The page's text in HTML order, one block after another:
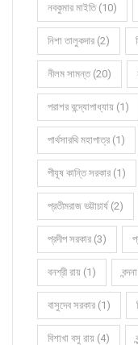
নবকুমার মাইতি (10)
নিশা তালুকদার (2)
নীলম সামন্ত (20)
পরাশর বন্দ্যোপাধ্যায় (1)
পার্থসারথি মহাপাত্র (1)
পীযূষ কান্তি সরকার (1)
প্রতীমরাজ ভট্টাচার্য (2)
প্রদীপ সরকার (3)
বনশ্রী রায় (1)
বাসুদেব সরকার (1)
বিশাখা বসু রায় (4)